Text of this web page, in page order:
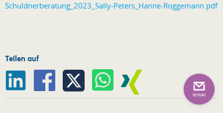
Schuldnerberatung_2023_Sally-Peters_Hanne-Roggemann.pdf
Teilen auf
Kontakt